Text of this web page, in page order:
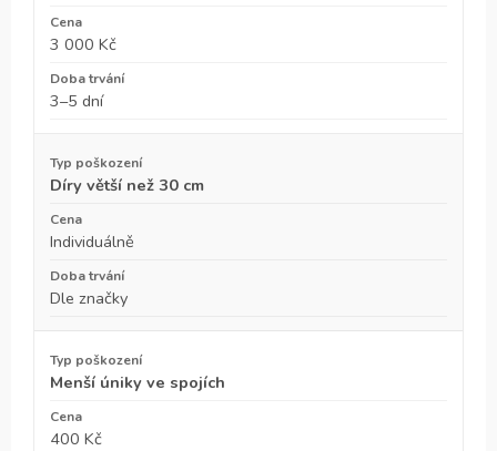
3 000 Kč
3–5 dní
Díry větší než 30 cm
Individuálně
Dle značky
Menší úniky ve spojích
400 Kč